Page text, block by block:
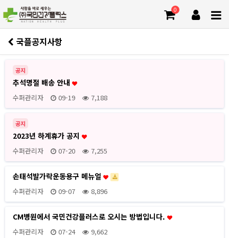
0
국플공지사항
공지
추석명절 배송 안내
수퍼관리자 09-19 7,188
공지
2023년 하계휴가 공지
수퍼관리자 07-20 7,255
손태석발가락운동용구 메뉴얼
수퍼관리자 09-07 8,896
CM병원에서 국민건강플러스로 오시는 방법입니다.
수퍼관리자 07-24 9,662